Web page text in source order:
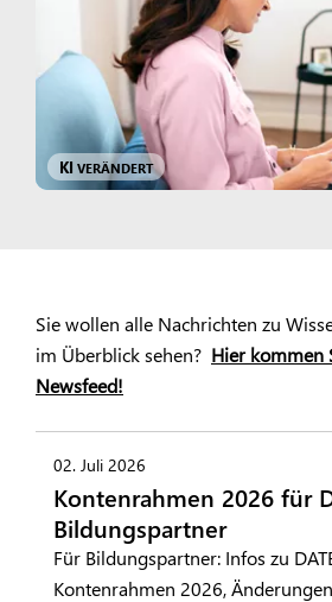
KI VERÄNDERT
Sie wollen alle Nachrichten zu
im Überblick sehen? Hier kommen
Newsfeed!
02. Juli 2026
Kontenrahmen 2026 für
Bildungspartner
Für Bildungspartner: Infos zu
Kontenrahmen 2026,